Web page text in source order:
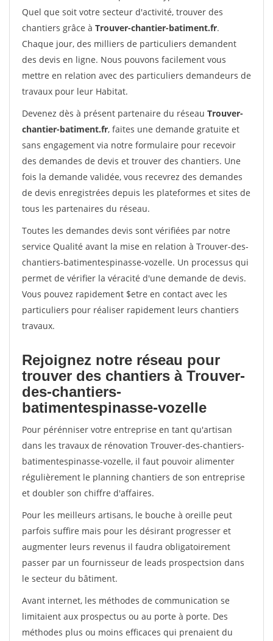
Quel que soit votre secteur d'activité, trouver des
chantiers grâce à Trouver-chantier-batiment.fr.
Chaque jour, des milliers de particuliers demandent
des devis en ligne. Nous pouvons facilement vous
mettre en relation avec des particuliers demandeurs de
travaux pour leur Habitat.
Devenez dès à présent partenaire du réseau Trouver-
chantier-batiment.fr, faites une demande gratuite et
sans engagement via notre formulaire pour recevoir
des demandes de devis et trouver des chantiers. Une
fois la demande validée, vous recevrez des demandes
de devis enregistrées depuis les plateformes et sites de
tous les partenaires du réseau.
Toutes les demandes devis sont vérifiées par notre
service Qualité avant la mise en relation à Trouver-des-
chantiers-batimentespinasse-vozelle. Un processus qui
permet de vérifier la véracité d'une demande de devis.
Vous pouvez rapidement $etre en contact avec les
particuliers pour réaliser rapidement leurs chantiers
travaux.
Rejoignez notre réseau pour
trouver des chantiers à Trouver-
des-chantiers-
batimentespinasse-vozelle
Pour pérénniser votre entreprise en tant qu'artisan
dans les travaux de rénovation Trouver-des-chantiers-
batimentespinasse-vozelle, il faut pouvoir alimenter
régulièrement le planning chantiers de son entreprise
et doubler son chiffre d'affaires.
Pour les meilleurs artisans, le bouche à oreille peut
parfois suffire mais pour les désirant progresser et
augmenter leurs revenus il faudra obligatoirement
passer par un fournisseur de leads prospectsion dans
le secteur du bâtiment.
Avant internet, les méthodes de communication se
limitaient aux prospectus ou au porte à porte. Des
méthodes plus ou moins efficaces qui prenaient du